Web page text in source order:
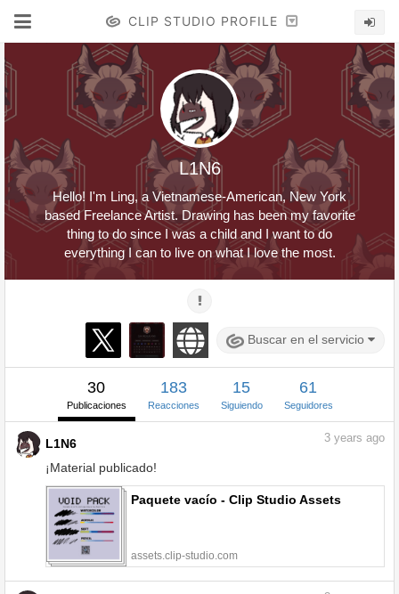
CLIP STUDIO PROFILE
L1N6
Hello! I'm Ling, a Vietnamese-American, New York
based Freelance Artist. Drawing has been my favorite
thing to do since I was a child and I want to do
everything I can to live on what I love the most.
Buscar en el servicio
30
Publicaciones
183
Reacciones
15
Siguiendo
61
Seguidores
L1N6
¡Material publicado!
3 years ago
Paquete vacío - Clip Studio Assets
assets.clip-studio.com